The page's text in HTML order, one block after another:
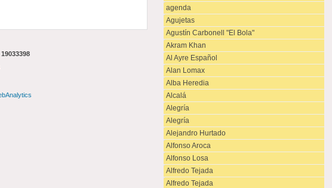
agenda
Agujetas
Agustín Carbonell "El Bola"
Akram Khan
Al Ayre Español
Alan Lomax
Alba Heredia
Alcalá
Alegría
Alegría
Alejandro Hurtado
Alfonso Aroca
Alfonso Losa
Alfredo Tejada
Alfredo Tejada
19033398